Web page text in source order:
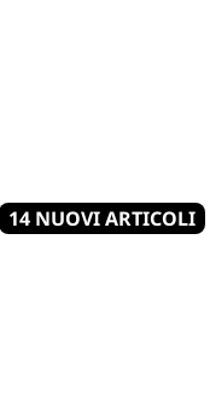
14 NUOVI ARTICOLI